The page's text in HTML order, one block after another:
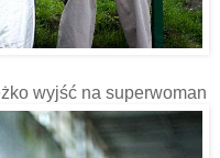
wyjść na superwoman